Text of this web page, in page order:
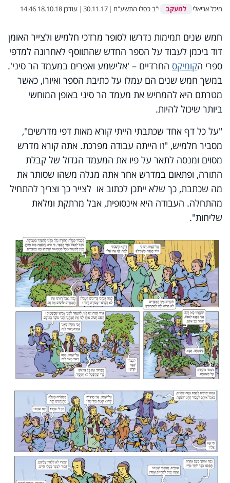
מיכל אריאלי למעקב י"ב כסלו התשע"ח |
30.11.17
| עודכן18.10.18 14:46
חמש שנים תמימות נדרשו לסופר מרדכי חלמיש ולצייר האומן
דוד ביכמן לעבוד על הספר החדש שהתווסף לאחרונה למדפי
ספרי הקומיקס החרדיים – 'אלישמע ואפרים במעמד הר סיני'.
במשך חמש שנים הם עמלו על כתיבת הספר ואיורו, כאשר
מטרתם היא להמחיש את מעמד הר סיני באופן המוחשי
ביותר שיכול להיות.
"על כל דף אחד שכתבתי הייתי קורא מאות דפי מדרשים",
מסביר חלמיש, "זו הייתה עבודה מפרכת. אתה קורא מדרש
מסוים ומנסה לתאר על פיו את המעמד הגדול של קבלת
התורה, ופתאום במדרש אחר אתה מגלה משהו שסותר את
מה שכתבת, כך שלא ייתכן לכתוב או לצייר כך וצריך להתחיל
מהתחלה. העבודה היא אינסופית, אבל מרתקת ומלאת
שליחות".